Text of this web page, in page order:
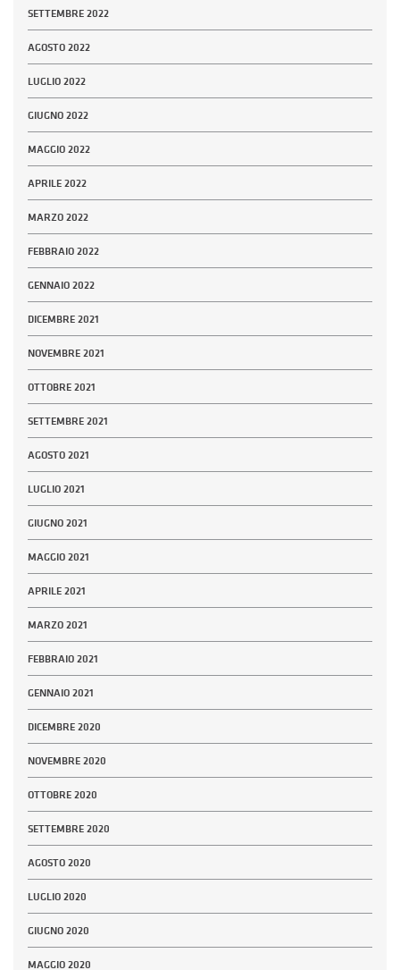
SETTEMBRE 2022
AGOSTO 2022
LUGLIO 2022
GIUGNO 2022
MAGGIO 2022
APRILE 2022
MARZO 2022
FEBBRAIO 2022
GENNAIO 2022
DICEMBRE 2021
NOVEMBRE 2021
OTTOBRE 2021
SETTEMBRE 2021
AGOSTO 2021
LUGLIO 2021
GIUGNO 2021
MAGGIO 2021
APRILE 2021
MARZO 2021
FEBBRAIO 2021
GENNAIO 2021
DICEMBRE 2020
NOVEMBRE 2020
OTTOBRE 2020
SETTEMBRE 2020
AGOSTO 2020
LUGLIO 2020
GIUGNO 2020
MAGGIO 2020